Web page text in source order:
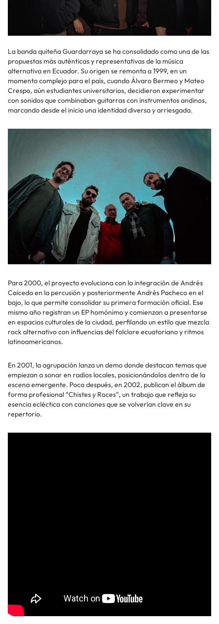
La banda quiteña Guardarraya se ha consolidado como una de las
propuestas más auténticas y representativas de la música
alternativa en Ecuador. Su origen se remonta a 1999, en un
momento complejo para el país, cuando Álvaro Bermeo y Mateo
Crespo, aún estudiantes universitarios, decidieron experimentar
con sonidos que combinaban guitarras con instrumentos andinos,
marcando desde el inicio una identidad diversa y arriesgada.
Para 2000, el proyecto evoluciona con la integración de Andrés
Caicedo en la percusión y posteriormente Andrés Pacheco en el
bajo, lo que permite consolidar su primera formación oficial. Ese
mismo año registran un EP homónimo y comienzan a presentarse
en espacios culturales de la ciudad, perfilando un estilo que mezcla
rock alternativo con influencias del folclore ecuatoriano y ritmos
latinoamericanos.
En 2001, la agrupación lanza un demo donde destacan temas que
empiezan a sonar en radios locales, posicionándolos dentro de la
escena emergente. Poco después, en 2002, publican el álbum de
forma profesional “Chistes y Roces”, un trabajo que refleja su
esencia ecléctica con canciones que se volverían clave en su
repertorio.